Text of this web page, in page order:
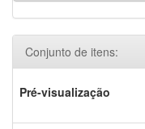
Conjunto de itens:
Pré-visualização